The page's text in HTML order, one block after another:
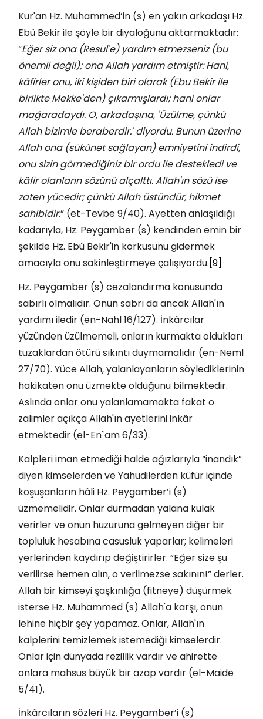
Kur'an Hz. Muhammed’in (s) en yakın arkadaşı Hz.
Ebû Bekir ile şöyle bir diyaloğunu aktarmaktadır:
“Eğer siz ona (Resul'e) yardım etmezseniz (bu
önemli değil); ona Allah yardım etmiştir: Hani,
kâfirler onu, iki kişiden biri olarak (Ebu Bekir ile
birlikte Mekke'den) çıkarmışlardı; hani onlar
mağaradaydı. O, arkadaşına, 'Üzülme, çünkü
Allah bizimle beraberdir.' diyordu. Bunun üzerine
Allah ona (sükûnet sağlayan) emniyetini indirdi,
onu sizin görmediğiniz bir ordu ile destekledi ve
kâfir olanların sözünü alçalttı. Allah'ın sözü ise
zaten yücedir; çünkü Allah üstündür, hikmet
sahibidir.” (et-Tevbe 9/40). Ayetten anlaşıldığı
kadarıyla, Hz. Peygamber (s) kendinden emin bir
şekilde Hz. Ebû Bekir'in korkusunu gidermek
amacıyla onu sakinleştirmeye çalışıyordu.[9]
Hz. Peygamber (s) cezalandırma konusunda
sabırlı olmalıdır. Onun sabrı da ancak Allah'ın
yardımı iledir (en-Nahl 16/127). İnkârcılar
yüzünden üzülmemeli, onların kurmakta oldukları
tuzaklardan ötürü sıkıntı duymamalıdır (en-Neml
27/70). Yüce Allah, yalanlayanların söylediklerinin
hakikaten onu üzmekte olduğunu bilmektedir.
Aslında onlar onu yalanlamamakta fakat o
zalimler açıkça Allah'ın ayetlerini inkâr
etmektedir (el-En`am 6/33).
Kalpleri iman etmediği halde ağızlarıyla “inandık”
diyen kimselerden ve Yahudilerden küfür içinde
koşuşanların hâli Hz. Peygamber’i (s)
üzmemelidir. Onlar durmadan yalana kulak
verirler ve onun huzuruna gelmeyen diğer bir
topluluk hesabına casusluk yaparlar; kelimeleri
yerlerinden kaydırıp değiştirirler. “Eğer size şu
verilirse hemen alın, o verilmezse sakının!” derler.
Allah bir kimseyi şaşkınlığa (fitneye) düşürmek
isterse Hz. Muhammed (s) Allah'a karşı, onun
lehine hiçbir şey yapamaz. Onlar, Allah'ın
kalplerini temizlemek istemediği kimselerdir.
Onlar için dünyada rezillik vardır ve ahirette
onlara mahsus büyük bir azap vardır (el-Maide
5/41).
İnkârcıların sözleri Hz. Peygamber’i (s)